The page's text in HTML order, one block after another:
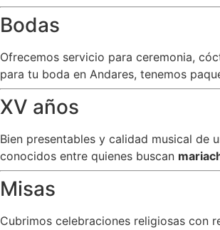
Bodas
Ofrecemos servicio para ceremonia,
para tu boda en Andares, tenemos
XV años
Bien presentables y calidad musical de
conocidos entre quienes buscan
Misas
Cubrimos celebraciones religiosas con